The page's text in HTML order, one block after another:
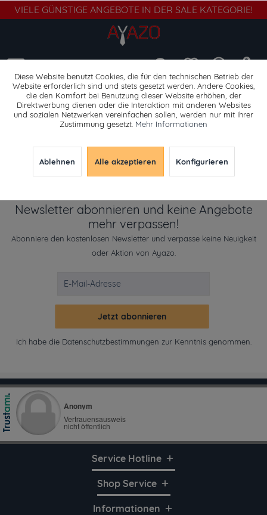
VIELE GÜNSTIGE ANGEBOTE IN DER SALE KATEGORIE!
Jacken & Westen
Newsletter abonnieren und keine Angebote
mehr verpassen!
Abonniere den kostenlosen Newsletter und verpasse keine Neuigkeit
oder Aktion von Ayazo.
Jetzt abonnieren
Ich habe die Datenschutzbestimmungen zur Kenntnis genommen.
Service Hotline
Shop Service
Informationen
Diese Website benutzt Cookies, die für den technischen Betrieb der
Website erforderlich sind und stets gesetzt werden. Andere Cookies,
die den Komfort bei Benutzung dieser Website erhöhen, der
Direktwerbung dienen oder die Interaktion mit anderen Websites
und sozialen Netzwerken vereinfachen sollen, werden nur mit Ihrer
Zustimmung gesetzt. Mehr Informationen
Ablehnen Alle akzeptieren Konfigurieren